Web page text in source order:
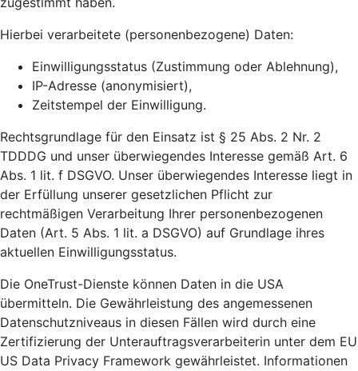
Hierbei verarbeitete (personenbezogene) Daten:
Einwilligungsstatus (Zustimmung oder Ablehnung),
IP-Adresse (anonymisiert),
Zeitstempel der Einwilligung.
Rechtsgrundlage für den Einsatz ist § 25 Abs. 2 Nr. 2
TDDDG und unser überwiegendes Interesse gemäß Art. 6
Abs. 1 lit. f DSGVO. Unser überwiegendes Interesse liegt in
der Erfüllung unserer gesetzlichen Pflicht zur
rechtmäßigen Verarbeitung Ihrer personenbezogenen
Daten (Art. 5 Abs. 1 lit. a DSGVO) auf Grundlage ihres
aktuellen Einwilligungsstatus.
Die OneTrust-Dienste können Daten in die USA
übermitteln. Die Gewährleistung des angemessenen
Datenschutzniveaus in diesen Fällen wird durch eine
Zertifizierung der Unterauftragsverarbeiterin unter dem EU
US Data Privacy Framework gewährleistet. Informationen